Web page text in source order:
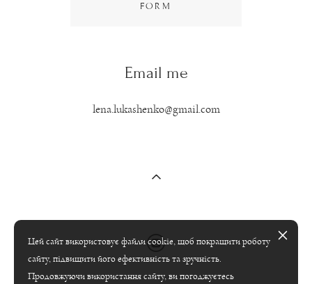
FORM
Email me
lena.lukashenko@gmail.com
Цей сайт використовує файли cookie, щоб покращити роботу
сайту, підвищити його ефективність та зручність.
Продовжуючи використання сайту, ви погоджуєтесь